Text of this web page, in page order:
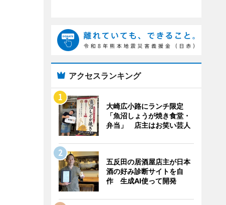
アクセスランキング
大崎広小路にランチ限定
「魚沼しょうが焼き食堂・
弁当」 店主はお笑い芸人
五反田の居酒屋店主が日本
酒の好み診断サイトを自
作 生成AI使って開発